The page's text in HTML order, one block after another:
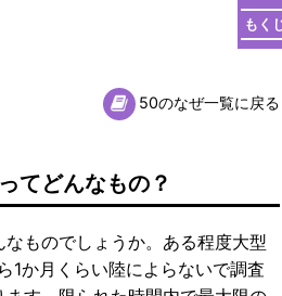
もく
50のなぜ一覧に戻る
てどんなもの？
ものでしょうか。ある程度大型
1か月くらい陸によらないで調査